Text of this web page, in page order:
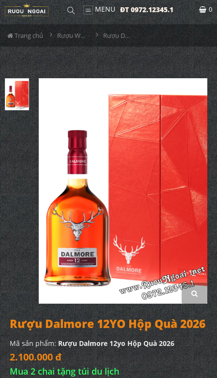
MENU ĐT 0972.12345.1 0
Trang chủ Rượu Whisky Rượu Dalmore 12YO Hộp Quà 2026
Rượu Dalmore 12YO Hộp Quà 2026
Mã sản phẩm:Rượu Dalmore 12yo Hộp Quà 2026
2.100.000 đ
Mua 2 chai tặng túi du lịch